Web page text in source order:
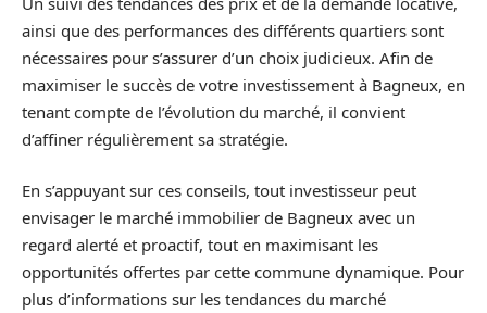
ainsi que des performances des différents quartiers sont
nécessaires pour s’assurer d’un choix judicieux. Afin de
maximiser le succès de votre investissement à Bagneux, en
tenant compte de l’évolution du marché, il convient
d’affiner régulièrement sa stratégie.
En s’appuyant sur ces conseils, tout investisseur peut
envisager le marché immobilier de Bagneux avec un
regard alerté et proactif, tout en maximisant les
opportunités offertes par cette commune dynamique. Pour
plus d’informations sur les tendances du marché